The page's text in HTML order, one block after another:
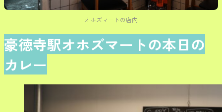
オホズマートの店内
豪徳寺駅オホズマートの本日の
カレー